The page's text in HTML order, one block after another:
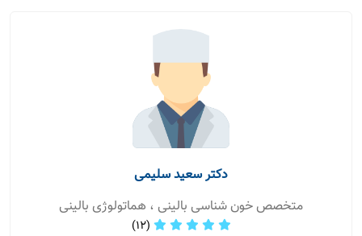
دکتر سعید سلیمی
متخصص خون شناسی بالینی ، هماتولوژی بالینی
(12)